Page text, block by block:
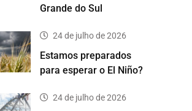
Grande do Sul
24 de julho de 2026
Estamos preparados
para esperar o El Niño?
24 de julho de 2026